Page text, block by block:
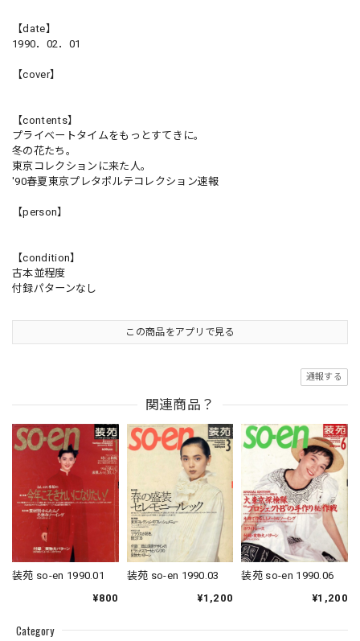
Category
【date】
1990．02．01
【cover】
【contents】
プライベートタイムをもっとすてきに。
冬の花たち。
東京コレクションに来た人。
'90春夏東京プレタポルテコレクション速報
【person】
【condition】
古本並程度
付録パターンなし
この商品をアプリで見る
通報する
関連商品？
装苑 so-en 1990.01
¥800
装苑 so-en 1990.03
¥1,200
装苑 so-en 1990.06
¥1,200